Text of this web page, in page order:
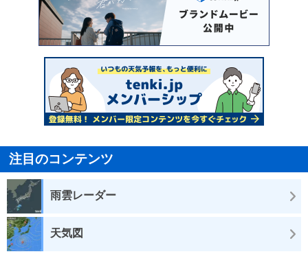
注目のコンテンツ
雨雲レーダー
天気図